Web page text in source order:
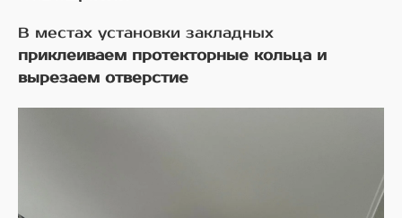
В местах установки закладных
приклеиваем протекторные кольца и
вырезаем отверстие